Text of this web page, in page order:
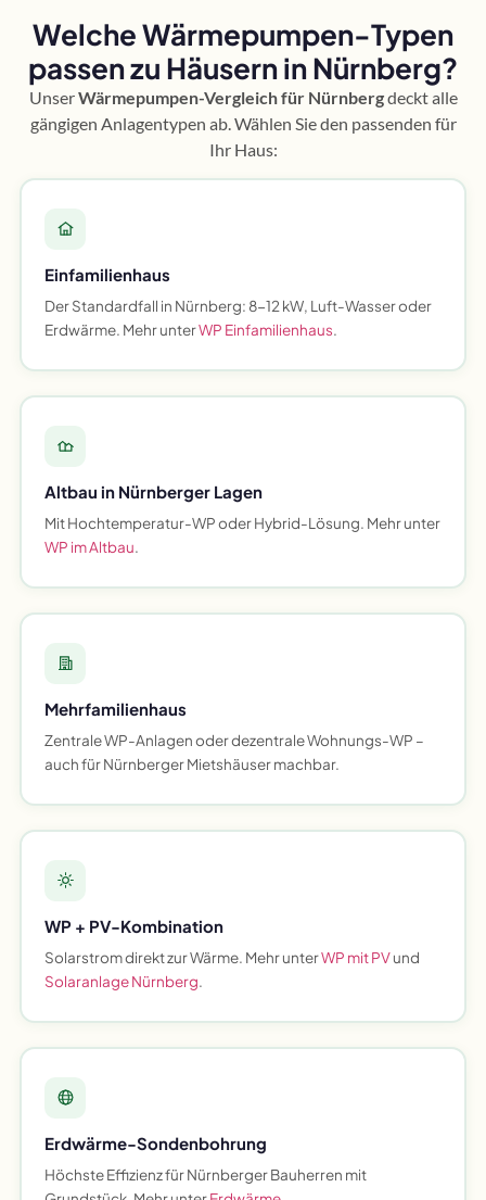
Welche Wärmepumpen-Typen
passen zu Häusern in Nürnberg?
UnserWärmepumpen-Vergleich für Nürnbergdeckt alle
gängigen Anlagentypen ab. Wählen Sie den passenden für
Ihr Haus:
Einfamilienhaus
Der Standardfall in Nürnberg: 8-12 kW, Luft-Wasser oder
Erdwärme. Mehr unterWP Einfamilienhaus.
Altbau in Nürnberger Lagen
Mit Hochtemperatur-WP oder Hybrid-Lösung. Mehr unter
WP im Altbau.
Mehrfamilienhaus
Zentrale WP-Anlagen oder dezentrale Wohnungs-WP –
auch für Nürnberger Mietshäuser machbar.
WP + PV-Kombination
Solarstrom direkt zur Wärme. Mehr unterWP mit PVund
Solaranlage Nürnberg.
Erdwärme-Sondenbohrung
Höchste Effizienz für Nürnberger Bauherren mit